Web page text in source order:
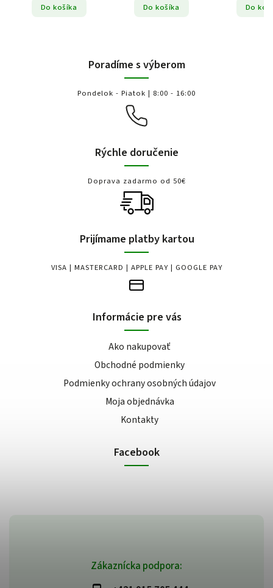
Do košíka Do košíka Do
Zákaznícka podpora:
Poradíme s výberom
Pondelok - Piatok | 8:00 - 16:00
Rýchle doručenie
Doprava zadarmo od 50€
Prijímame platby kartou
VISA | MASTERCARD | APPLE PAY | GOOGLE PAY
Informácie pre vás
Ako nakupovať
Obchodné podmienky
Podmienky ochrany osobných údajov
Moja objednávka
Kontakty
Facebook